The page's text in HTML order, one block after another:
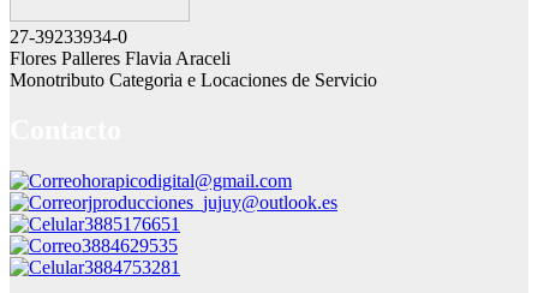
27-39233934-0
Flores Palleres Flavia Araceli
Monotributo Categoria e Locaciones de Servicio
horapicodigital@gmail.com
rjproducciones_jujuy@outlook.es
3885176651
3884629535
3884753281